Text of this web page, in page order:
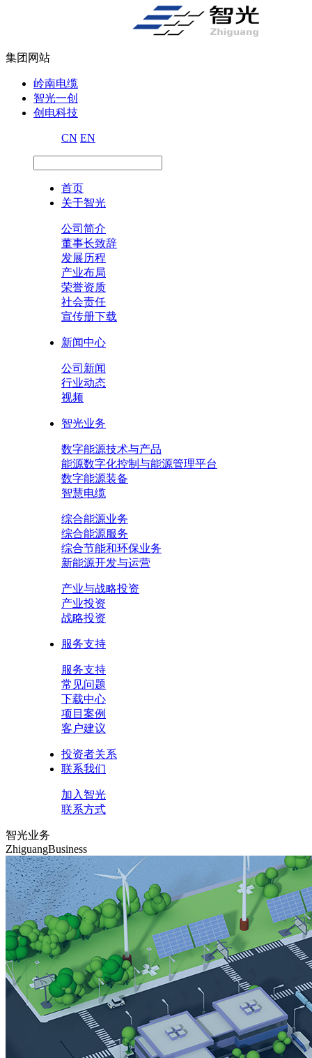
集团网站
岭南电缆
智光一创
创电科技
CN EN
首页
关于智光
公司简介
董事长致辞
发展历程
产业布局
荣誉资质
社会责任
宣传册下载
新闻中心
公司新闻
行业动态
视频
智光业务
数字能源技术与产品
能源数字化控制与能源管理平台
数字能源装备
智慧电缆
综合能源业务
综合能源服务
综合节能和环保业务
新能源开发与运营
产业与战略投资
产业投资
战略投资
服务支持
服务支持
常见问题
下载中心
项目案例
客户建议
投资者关系
联系我们
加入智光
联系方式
智光业务
ZhiguangBusiness